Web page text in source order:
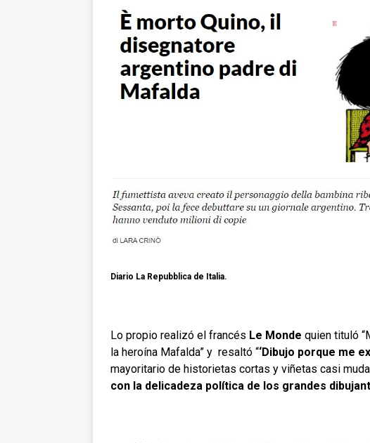
Diario La Repubblica de Italia.
Lo propio realizó el francés Le Monde quien tituló
la heroína Mafalda” y resaltó “‘Dibujo porque me
mayoritario de historietas cortas y viñetas casi
con la delicadeza política de los grandes